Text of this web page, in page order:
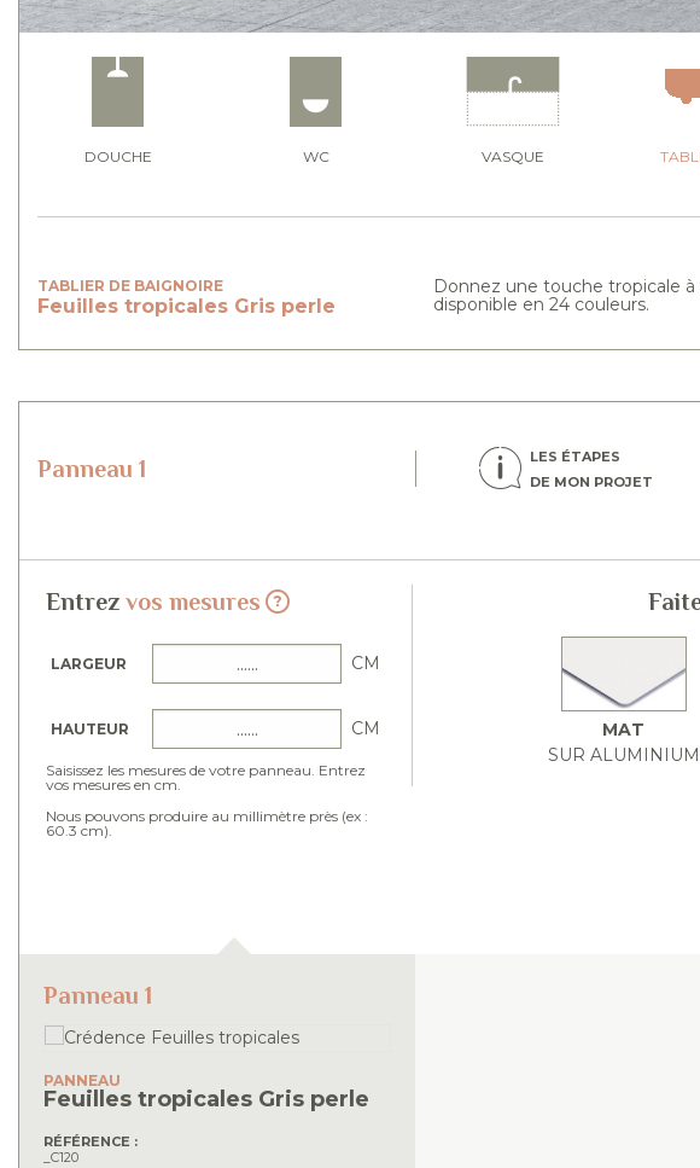
DOUCHE WC VASQUE
TABLIER DE BAIGNOIRE
Feuilles tropicales Gris perle
Donnez une touche tropicale
disponible en 24 couleurs.
Panneau 1
LES ÉTAPES
DE MON PROJET
Entrez vos mesures
LARGEUR CM
HAUTEUR CM
Saisissez les mesures de votre panneau. Entrez
vos mesures en cm.
Nous pouvons produire au millimètre près (ex :
60.3 cm).
MAT
SUR ALUMINIUM
Panneau 1
PANNEAU
Feuilles tropicales Gris perle
RÉFÉRENCE :
_C120